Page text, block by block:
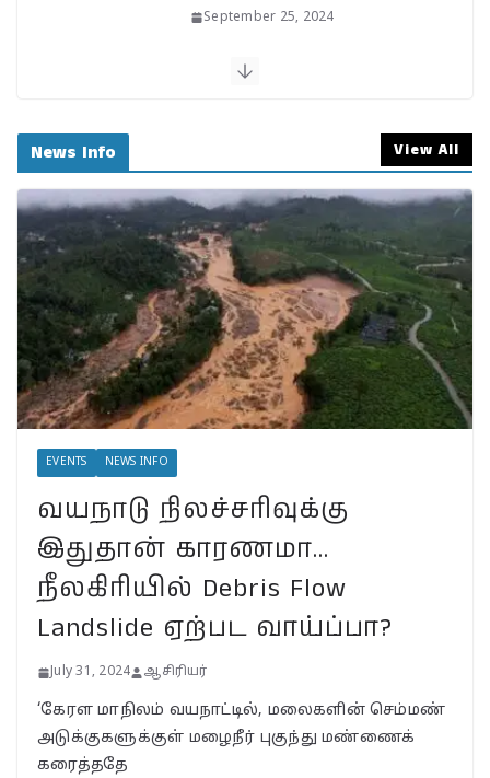
September 25, 2024
பேரழிவின் வடுவாக வயநாடு:
வயநாடு நிலச்சரிவுக்கு
இதுதான் காரணமா…
நீலகிரியில் Debris Flow
Landslide ஏற்பட வாய்ப்பா?
July 31, 2024
BSNLக்கு மாறும் மக்கள்;
பா.ஜ.க. புத்துயிர் அளிக்குமா…
இறுதி உயிர்த் துடிப்பையும்
தென்னிந்தியாவின்
முகமாகிறாரா பிரியங்கா?
காங்கிரஸ் வியூகம் என்ன?
November 23, 2024
News Info View All
EVENTS NEWS INFO
வயநாடு நிலச்சரிவுக்கு
இதுதான் காரணமா…
நீலகிரியில் Debris Flow
Landslide ஏற்பட வாய்ப்பா?
July 31, 2024 ஆசிரியர்
‘கேரள மாநிலம் வயநாட்டில், மலைகளின் செம்மண்
அடுக்குகளுக்குள் மழைநீர் புகுந்து மண்ணைக்
கரைத்ததே